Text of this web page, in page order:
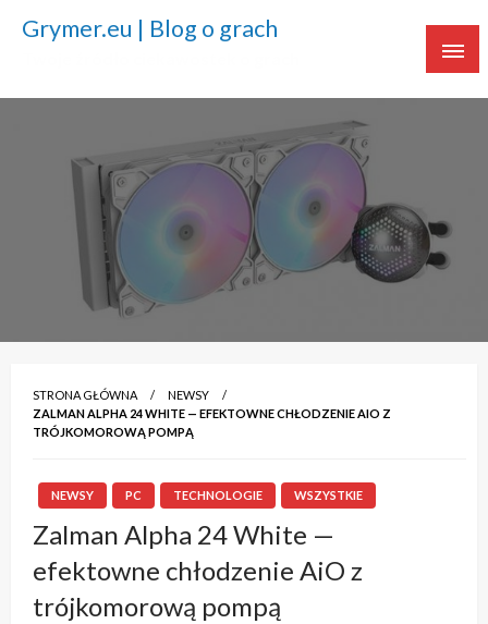
Grymer.eu | Blog o grach
STRONA GŁÓWNA
NEWSY
ZALMAN ALPHA 24 WHITE — EFEKTOWNE CHŁODZENIE AIO Z
TRÓJKOMOROWĄ POMPĄ
NEWSY PC TECHNOLOGIE WSZYSTKIE
Zalman Alpha 24 White —
efektowne chłodzenie AiO z
trójkomorową pompą